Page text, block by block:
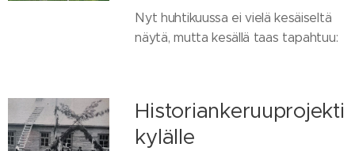
Nyt huhtikuussa ei vielä kesäiseltä
näytä, mutta kesällä taas tapahtuu:
Historiankeruuprojekti
kylälle